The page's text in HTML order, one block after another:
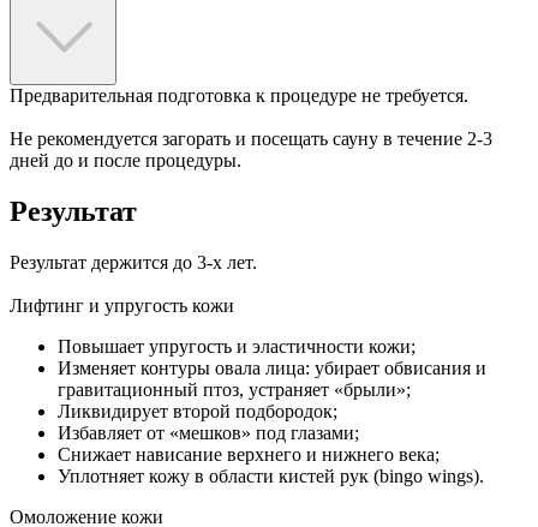
Предварительная подготовка к процедуре не требуется.
Не рекомендуется загорать и посещать сауну в течение 2-3
дней до и после процедуры.
Результат
Результат держится до 3-х лет.
Лифтинг и упругость кожи
Повышает упругость и эластичности кожи;
Изменяет контуры овала лица: убирает обвисания и
гравитационный птоз, устраняет «брыли»;
Ликвидирует второй подбородок;
Избавляет от «мешков» под глазами;
Снижает нависание верхнего и нижнего века;
Уплотняет кожу в области кистей рук (bingo wings).
Омоложение кожи